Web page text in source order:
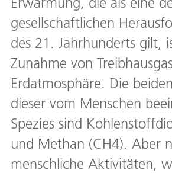
gesellschaftlichen
des 21. Jahrhunderts gilt,
Zunahme von
Erdatmosphäre. Die
dieser vom Menschen
Spezies sind
und Methan (CH4). Aber
menschliche Aktivitäten,